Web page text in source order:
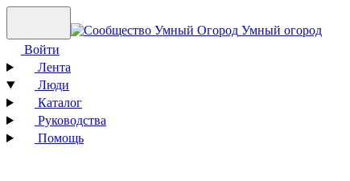
Умный огород
Войти
Лента
Люди
Каталог
Руководства
Помощь